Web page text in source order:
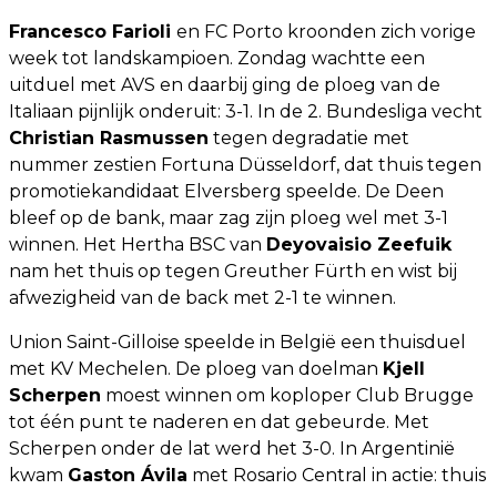
Francesco Farioli en FC Porto kroonden zich vorige
week tot landskampioen. Zondag wachtte een
uitduel met AVS en daarbij ging de ploeg van de
Italiaan pijnlijk onderuit: 3-1. In de 2. Bundesliga vecht
Christian Rasmussen tegen degradatie met
nummer zestien Fortuna Düsseldorf, dat thuis tegen
promotiekandidaat Elversberg speelde. De Deen
bleef op de bank, maar zag zijn ploeg wel met 3-1
winnen. Het Hertha BSC van Deyovaisio Zeefuik
nam het thuis op tegen Greuther Fürth en wist bij
afwezigheid van de back met 2-1 te winnen.
Union Saint-Gilloise speelde in België een thuisduel
met KV Mechelen. De ploeg van doelman Kjell
Scherpen moest winnen om koploper Club Brugge
tot één punt te naderen en dat gebeurde. Met
Scherpen onder de lat werd het 3-0. In Argentinië
kwam Gaston Ávila met Rosario Central in actie: thuis